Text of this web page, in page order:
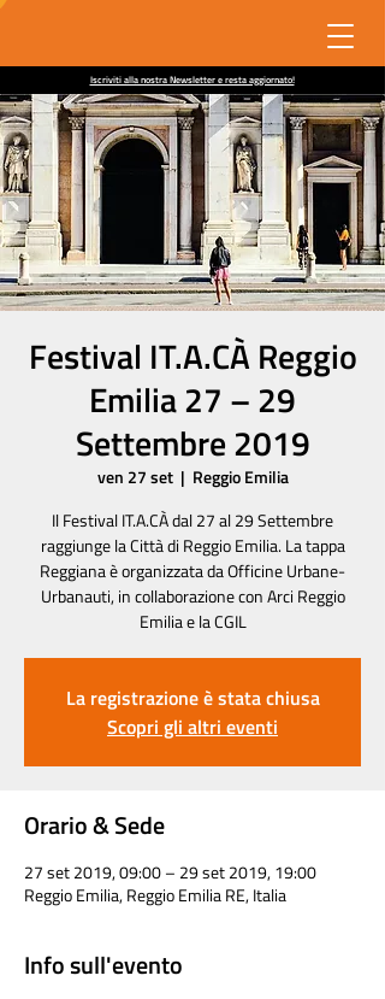
Iscriviti alla nostra Newsletter e resta aggiornato!
Festival IT.A.CÀ Reggio
Emilia 27 – 29
Settembre 2019
ven 27 set
  |
Reggio Emilia
Il Festival IT.A.CÀ dal 27 al 29 Settembre
raggiunge la Città di Reggio Emilia. La tappa
Reggiana è organizzata da Officine Urbane-
Urbanauti, in collaborazione con Arci Reggio
Emilia e la CGIL
La registrazione è stata chiusa
Scopri gli altri eventi
Orario & Sede
27 set 2019, 09:00 – 29 set 2019, 19:00
Reggio Emilia, Reggio Emilia RE, Italia
Info sull'evento